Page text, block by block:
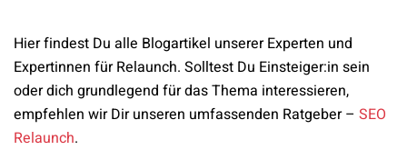
Über uns
Know How
Hier findest Du alle Blogartikel unserer Experten und
Expertinnen für Relaunch. Solltest Du Einsteiger:in sein
oder dich grundlegend für das Thema interessieren,
empfehlen wir Dir unseren umfassenden Ratgeber – SEO
Relaunch.